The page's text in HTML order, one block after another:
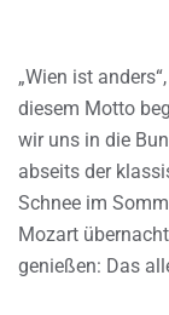
„Wien ist
diesem Motto
wir uns in die
abseits der
Schnee im
Mozart
genießen: Das